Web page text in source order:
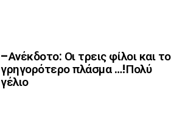
–Ανέκδοτο: Οι τρεις φίλοι και το
γρηγορότερο πλάσμα …!Πολύ
γέλιο